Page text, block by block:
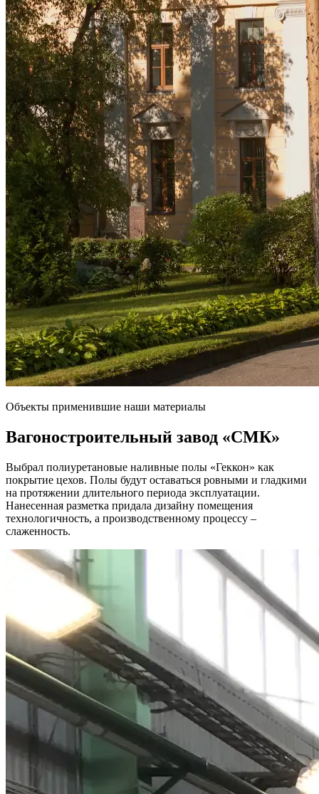
Объекты применившие наши материалы
Вагоностроительный завод «СМК»
Выбрал полиуретановые наливные полы «Геккон» как
покрытие цехов. Полы будут оставаться ровными и гладкими
на протяжении длительного периода эксплуатации.
Нанесенная разметка придала дизайну помещения
технологичность, а производственному процессу –
слаженность.